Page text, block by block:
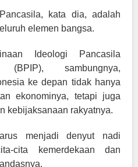
kata dia, adalah
elemen bangsa.
Ideologi Pancasila
sambungnya,
ke depan tidak hanya
ekonominya, tetapi juga
kebijaksanaan rakyatnya.
menjadi denyut nadi
cita kemerdekaan dan